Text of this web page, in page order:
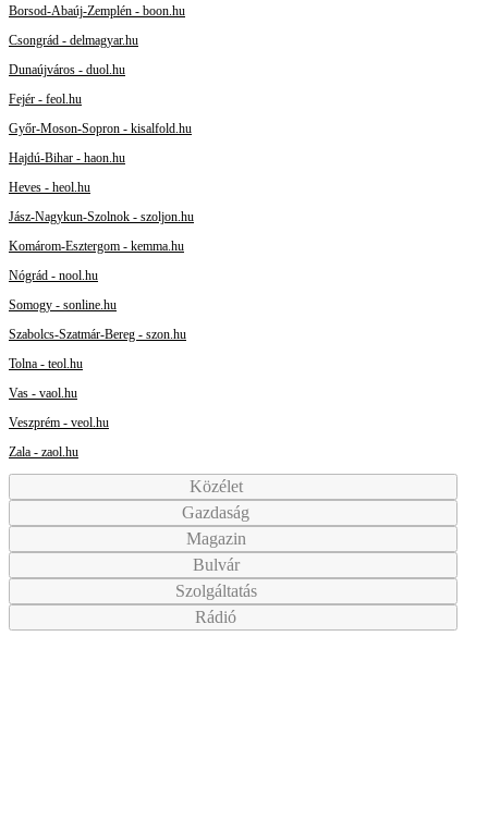
Borsod-Abaúj-Zemplén - boon.hu
Csongrád - delmagyar.hu
Dunaújváros - duol.hu
Fejér - feol.hu
Győr-Moson-Sopron - kisalfold.hu
Hajdú-Bihar - haon.hu
Heves - heol.hu
Jász-Nagykun-Szolnok - szoljon.hu
Komárom-Esztergom - kemma.hu
Nógrád - nool.hu
Somogy - sonline.hu
Szabolcs-Szatmár-Bereg - szon.hu
Tolna - teol.hu
Vas - vaol.hu
Veszprém - veol.hu
Zala - zaol.hu
Közélet
Gazdaság
Magazin
Bulvár
Szolgáltatás
Rádió